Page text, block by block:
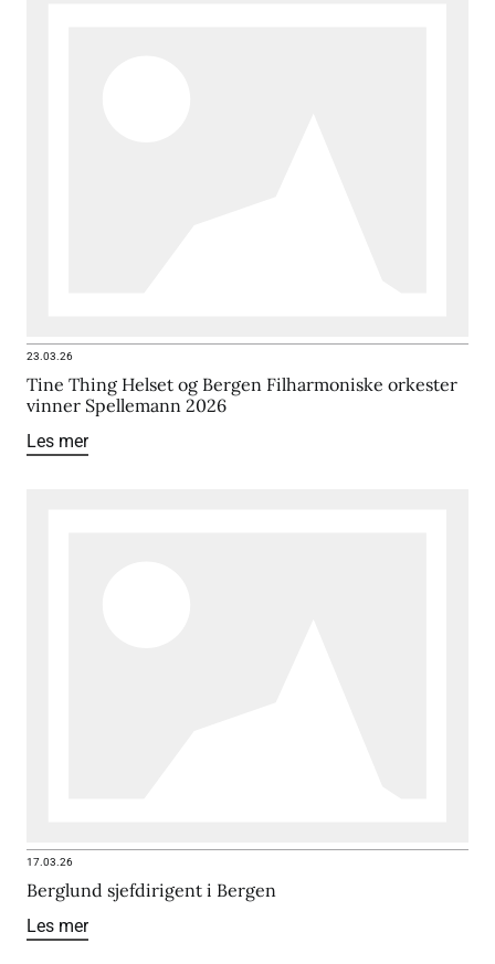
23.03.26
Tine Thing Helset og Bergen Filharmoniske orkester
vinner Spellemann 2026
Les mer
17.03.26
Berglund sjefdirigent i Bergen
Les mer